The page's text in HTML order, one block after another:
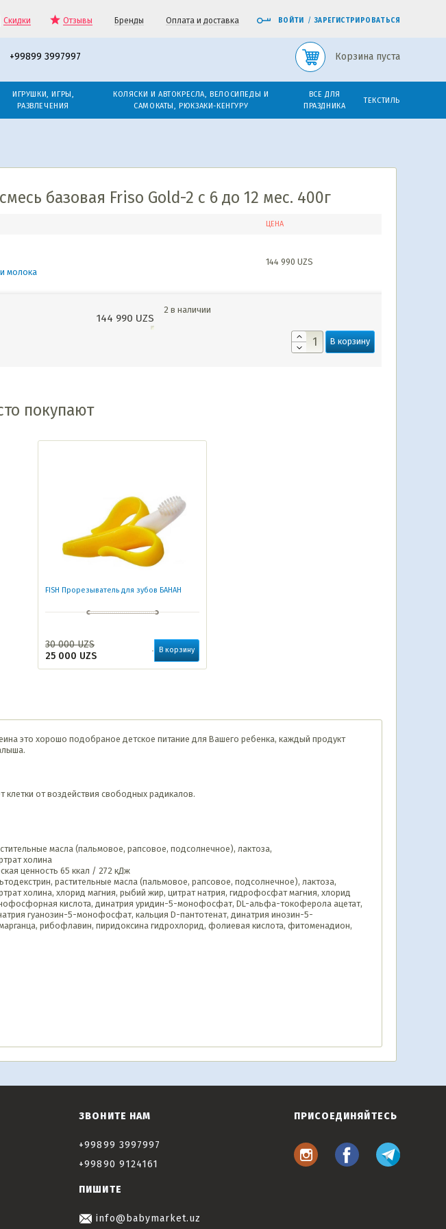
Скидки Отзывы Бренды Оплата и доставка ВОЙТИ / ЗАРЕГИСТРИРОВАТЬСЯ
+99899 3997997 Корзина пуста
ИГРУШКИ, ИГРЫ,
РАЗВЛЕЧЕНИЯ
КОЛЯСКИ И АВТОКРЕСЛА, ВЕЛОСИПЕДЫ И
САМОКАТЫ, РЮКЗАКИ-КЕНГУРУ
ВСЕ ДЛЯ
ПРАЗДНИКА
ТЕКСТИЛЬ
базовая Friso Gold-2 с 6 до 12 мес. 400г
ЦЕНА
молока
144 990UZS
144 990 UZS
2 в наличии
В корзину
покупают
FISH Прорезыватель для зубов БАНАН
30 000UZS
25 000 UZS
В корзину
это хорошо подобраное детское питание для Вашего ребенка, каждый продукт
от воздействия свободных радикалов.
масла (пальмовое, рапсовое, подсолнечное), лактоза,
холина
ценность 65 ккал / 272 кДж
растительные масла (пальмовое, рапсовое, подсолнечное), лактоза,
холина, хлорид магния, рыбий жир, цитрат натрия, гидрофосфат магния, хлорид
кислота, динатрия уридин-5-монофосфат, DL-альфа-токоферола ацетат,
гуанозин-5-монофосфат, кальция D-пантотенат, динатрия инозин-5-
рибофлавин, пиридоксина гидрохлорид, фолиевая кислота, фитоменадион,
ЗВОНИТЕ НАМ
+99899 3997997
+99890 9124161
ПИШИТЕ
info@babymarket.uz
ПРИСОЕДИНЯЙТЕСЬ